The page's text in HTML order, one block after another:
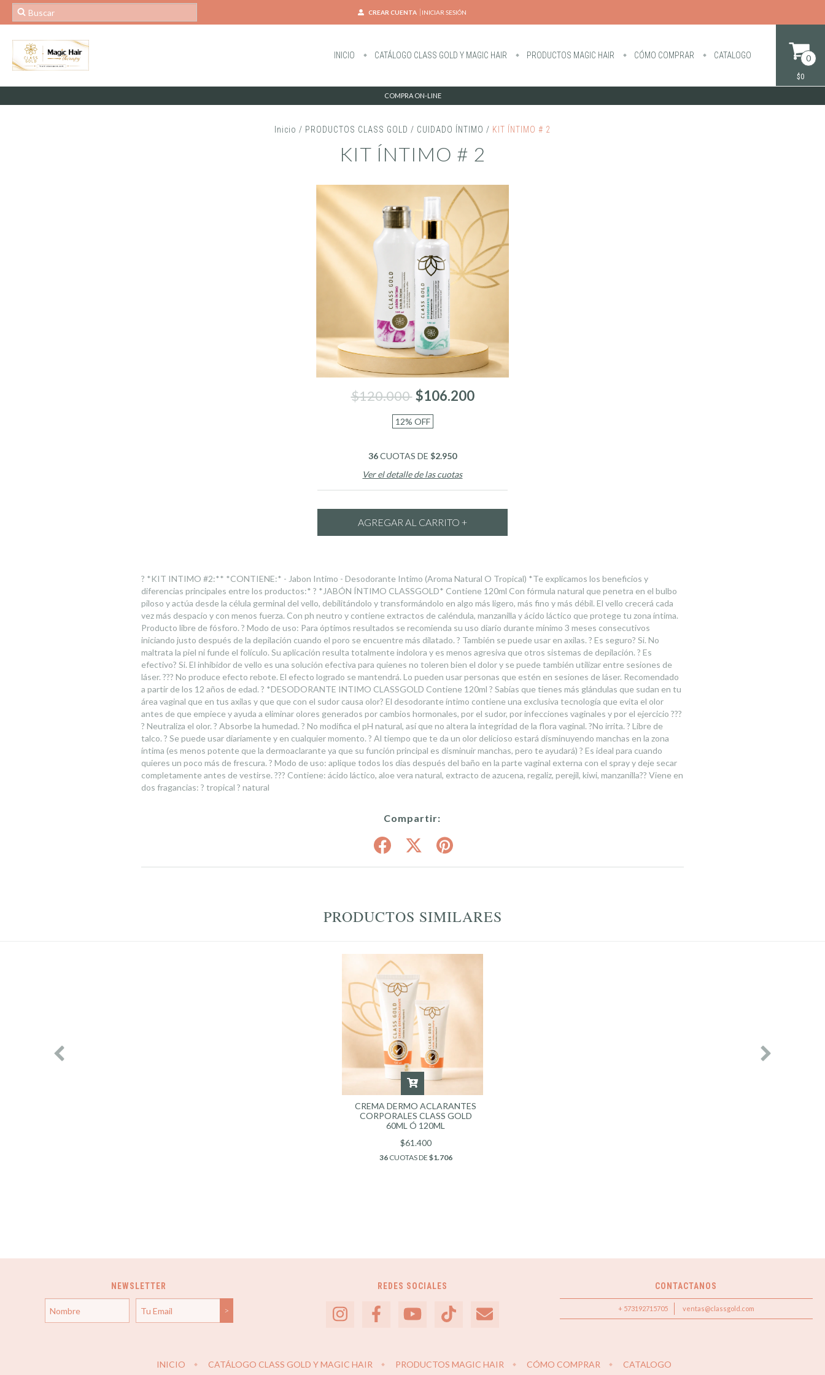
CREAR CUENTA INICIAR SESIÓN
INICIO CATÁLOGO CLASS GOLD Y MAGIC HAIR PRODUCTOS MAGIC HAIR CÓMO COMPRAR CATALOGO 0
$0
COMPRA ON-LINE
Inicio / PRODUCTOS CLASS GOLD / CUIDADO ÍNTIMO / KIT ÍNTIMO # 2
KIT ÍNTIMO # 2
$120.000 $106.200
12% OFF
36CUOTAS DE $2.950
Ver el detalle de las cuotas
? *KIT INTIMO #2:** *CONTIENE:* - Jabon Intimo - Desodorante Intimo (Aroma Natural O Tropical) *Te explicamos los beneficios y
diferencias principales entre los productos:* ? *JABÓN ÍNTIMO CLASSGOLD* Contiene 120ml Con fórmula natural que penetra en el bulbo
piloso y actúa desde la célula germinal del vello, debilitándolo y transformándolo en algo más ligero, más fino y más débil. El vello crecerá cada
vez más despacio y con menos fuerza. Con ph neutro y contiene extractos de caléndula, manzanilla y ácido láctico que protege tu zona íntima.
Producto libre de fósforo. ? Modo de uso: Para óptimos resultados se recomienda su uso diario durante mínimo 3 meses consecutivos
iniciando justo después de la depilación cuando el poro se encuentre más dilatado. ? También se puede usar en axilas. ? Es seguro? Si. No
maltrata la piel ni funde el folículo. Su aplicación resulta totalmente indolora y es menos agresiva que otros sistemas de depilación. ? Es
efectivo? Si. El inhibidor de vello es una solución efectiva para quienes no toleren bien el dolor y se puede también utilizar entre sesiones de
láser. ??? No produce efecto rebote. El efecto logrado se mantendrá. Lo pueden usar personas que estén en sesiones de láser. Recomendado
a partir de los 12 años de edad. ? *DESODORANTE INTIMO CLASSGOLD Contiene 120ml ? Sabías que tienes más glándulas que sudan en tu
área vaginal que en tus axilas y que que con el sudor causa olor? El desodorante íntimo contiene una exclusiva tecnología que evita el olor
antes de que empiece y ayuda a eliminar olores generados por cambios hormonales, por el sudor, por infecciones vaginales y por el ejercicio ???
? Neutraliza el olor. ? Absorbe la humedad. ? No modifica el pH natural, así que no altera la integridad de la flora vaginal. ?No irrita. ? Libre de
talco. ? Se puede usar diariamente y en cualquier momento. ? Al tiempo que te da un olor delicioso estará disminuyendo manchas en la zona
íntima (es menos potente que la dermoaclarante ya que su función principal es disminuir manchas, pero te ayudará) ? Es ideal para cuando
quieres un poco más de frescura. ? Modo de uso: aplique todos los días después del baño en la parte vaginal externa con el spray y deje secar
completamente antes de vestirse. ??? Contiene: ácido láctico, aloe vera natural, extracto de azucena, regaliz, perejil, kiwi, manzanilla?? Viene en
dos fragancias: ? tropical ? natural
Compartir:
PRODUCTOS SIMILARES
CREMA DERMO ACLARANTES
CORPORALES CLASS GOLD
60ML Ó 120ML
$61.400
36CUOTAS DE $1.706
NEWSLETTER REDES SOCIALES CONTACTANOS
+ 573192715705 ventas@classgold.com
INICIO CATÁLOGO CLASS GOLD Y MAGIC HAIR PRODUCTOS MAGIC HAIR CÓMO COMPRAR CATALOGO